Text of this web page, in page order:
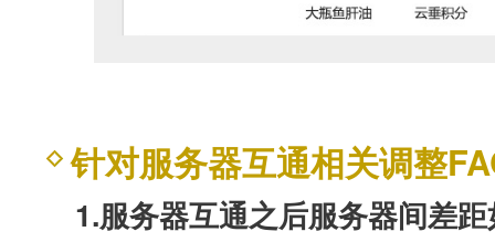
针对服务器互通相关调整
1.服务器互通之后服务器间差